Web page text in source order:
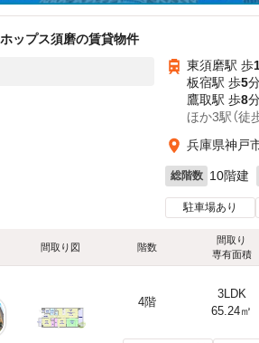
ホップス須磨の賃貸物件
東須磨駅 歩
板宿駅 歩5
鷹取駅 歩8
ほか3駅（徒
兵庫県神戸
総階数 10階建
駐車場あり
間取り図 階数
間取り
専有面積
4階
3LDK
65.24㎡